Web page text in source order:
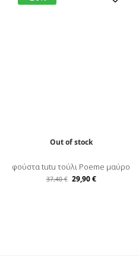
Out of stock
φούστα tutu τούλι Poeme μαύρο
37,40€ 29,90€